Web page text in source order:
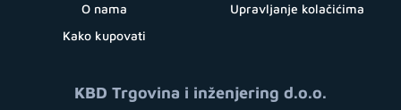
O nama
Kako kupovati
Upravljanje kolačićima
KBD Trgovina i inženjering d.o.o.